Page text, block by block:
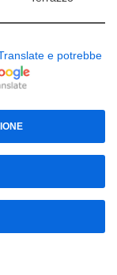
e potrebbe